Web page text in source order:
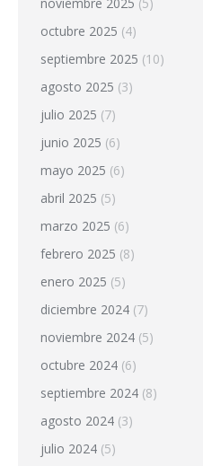
octubre 2025 (4)
septiembre 2025 (10)
agosto 2025 (3)
julio 2025 (7)
junio 2025 (6)
mayo 2025 (6)
abril 2025 (5)
marzo 2025 (6)
febrero 2025 (8)
enero 2025 (5)
diciembre 2024 (7)
noviembre 2024 (5)
octubre 2024 (6)
septiembre 2024 (8)
agosto 2024 (3)
julio 2024 (5)